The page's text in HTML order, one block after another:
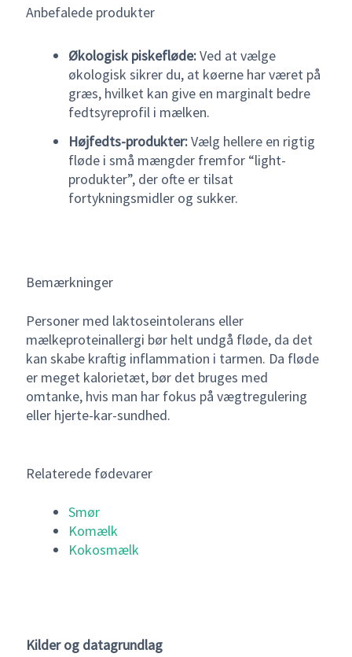
Anbefalede produkter
Økologisk piskefløde:Ved at vælge
økologisk sikrer du, at køerne har været på
græs, hvilket kan give en marginalt bedre
fedtsyreprofil i mælken.
Højfedts-produkter:Vælg hellere en rigtig
fløde i små mængder fremfor “light-
produkter”, der ofte er tilsat
fortykningsmidler og sukker.
Bemærkninger
Personer med laktoseintolerans eller
mælkeproteinallergi bør helt undgå fløde, da det
kan skabe kraftig inflammation i tarmen. Da fløde
er meget kalorietæt, bør det bruges med
omtanke, hvis man har fokus på vægtregulering
eller hjerte-kar-sundhed.
Relaterede fødevarer
Smør
Komælk
Kokosmælk
Kilder og datagrundlag